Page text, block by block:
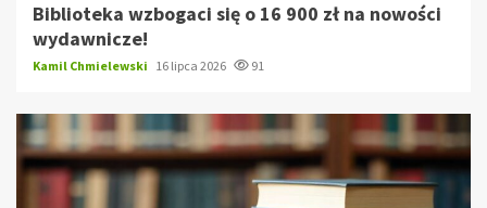
Biblioteka wzbogaci się o 16 900 zł na nowości
wydawnicze!
Kamil Chmielewski 16 lipca 2026 91